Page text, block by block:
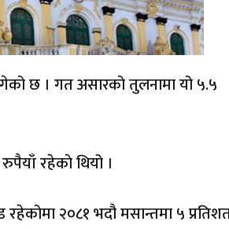
छ । गत असारको तुलनामा यो ५.५
रहेकाे थियो ।
रहेकोमा २०८१ भदौ मसान्तमा ५